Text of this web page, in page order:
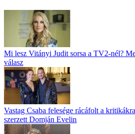
Mi lesz Vitányi Judit sorsa a TV2-nél?
válasz
Vastag Csaba felesége rácáfolt a
szerzett Domján Evelin